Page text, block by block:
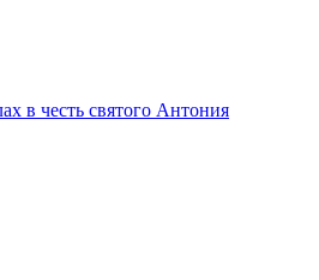
в честь святого Антония